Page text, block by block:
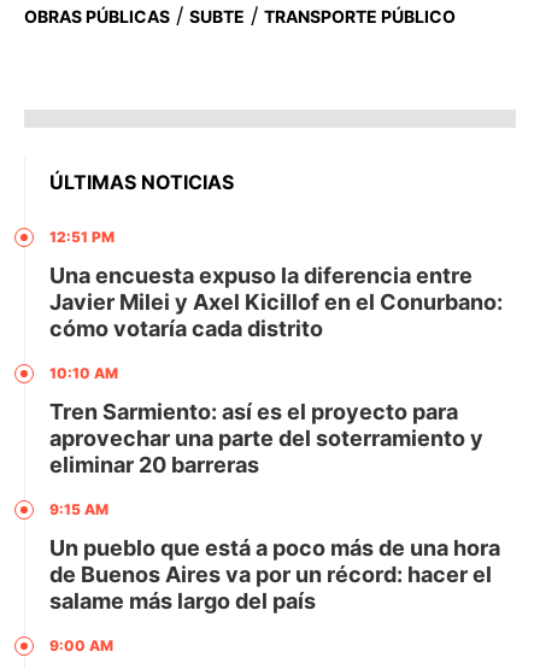
OBRAS PÚBLICAS / SUBTE / TRANSPORTE PÚBLICO
ÚLTIMAS NOTICIAS
12:51 PM
Una encuesta expuso la diferencia entre
Javier Milei y Axel Kicillof en el Conurbano:
cómo votaría cada distrito
10:10 AM
Tren Sarmiento: así es el proyecto para
aprovechar una parte del soterramiento y
eliminar 20 barreras
9:15 AM
Un pueblo que está a poco más de una hora
de Buenos Aires va por un récord: hacer el
salame más largo del país
9:00 AM